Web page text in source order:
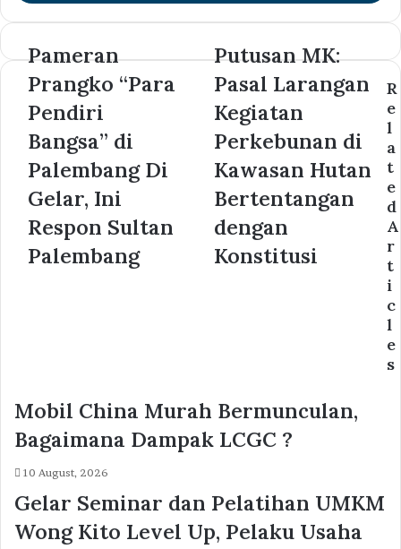
Pameran
Prangko “Para
Pendiri
Bangsa” di
Palembang Di
Gelar, Ini
Respon Sultan
Palembang
Putusan MK:
Pasal Larangan
Kegiatan
Perkebunan di
Kawasan Hutan
Bertentangan
dengan
Konstitusi
R
e
l
a
t
e
d
A
r
t
i
c
l
e
s
Mobil China Murah Bermunculan,
Bagaimana Dampak LCGC ?
10 August, 2026
Gelar Seminar dan Pelatihan UMKM
Wong Kito Level Up, Pelaku Usaha